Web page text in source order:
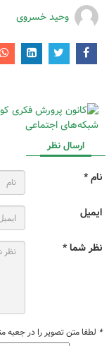
وحید خسروی
ارسال نظر
نام *
ایمیل
نظر شما *
* لطفا متن تصویر را در جعبه